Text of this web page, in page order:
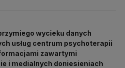
wycieku danych
usług centrum psychoterapii
zawartymi
i medialnych doniesieniach